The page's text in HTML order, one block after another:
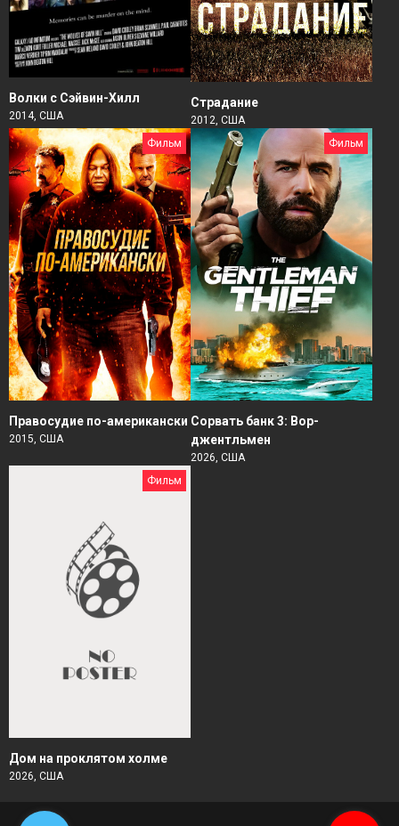
Волки с Сэйвин-Хилл
2014, США
Страдание
2012, США
Фильм
Правосудие по-американски
2015, США
Фильм
Сорвать банк 3: Вор-
джентльмен
2026, США
Фильм
Дом на проклятом холме
2026, США